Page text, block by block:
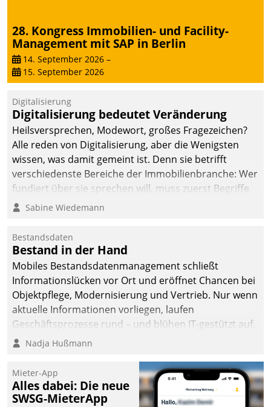
28. Kongress Immobilien- und Facility-
Management mit SAP in Berlin
14. September 2026 –
15. September 2026
Digitalisierung
Digitalisierung bedeutet Veränderung
Heilsversprechen, Modewort, großes Fragezeichen?
Alle reden von Digitalisierung, aber die Wenigsten
wissen, was damit gemeint ist. Denn sie betrifft
verschiedenste Bereiche der Immobilienbranche: Wer
fundiert über sie sprechen will, muss zuerst Begriffe
klären. Ein Aspekt ist die betriebliche Optimierung:
Einsparungen durch optimierte und automatisierte
Prozesse. Doch man darf nicht zu viel erwarten: Allein
mit der Einführung einer neuen Software ist es nicht
getan. Die Digitalisierung erfordert von Unternehmen
die Bereitschaft, sich zu überprüfen, zu hinterfragen
und zu verändern.
Sabine Wiedemann
Bestandsdaten
Bestand in der Hand
Mobiles Bestandsdatenmanagement schließt
Informationslücken vor Ort und eröffnet Chancen bei
Objektpflege, Modernisierung und Vertrieb. Nur wenn
aktuelle Informationen vorliegen, laufen
Geschäftsprozesse rund – und blühen IT-gestützt auf.
Nadja Hußmann
Mieter-App
Alles dabei: Die neue
SWSG-MieterApp